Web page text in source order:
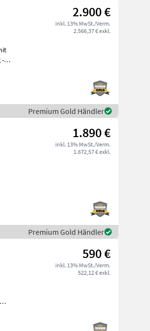
2.900 €
inkl. 13% MwSt./Verm.
2.566,37 € exkl.
Premium Gold Händler
1.890 €
inkl. 13% MwSt./Verm.
1.672,57 € exkl.
Premium Gold Händler
590 €
inkl. 13% MwSt./Verm.
522,12 € exkl.